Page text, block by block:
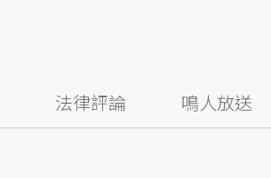
法律評論 鳴人放送